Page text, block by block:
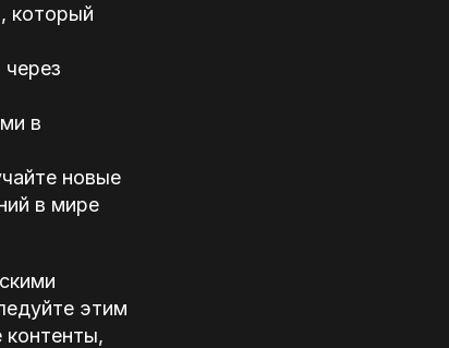
который
в
новые
в мире
этим
контенты,